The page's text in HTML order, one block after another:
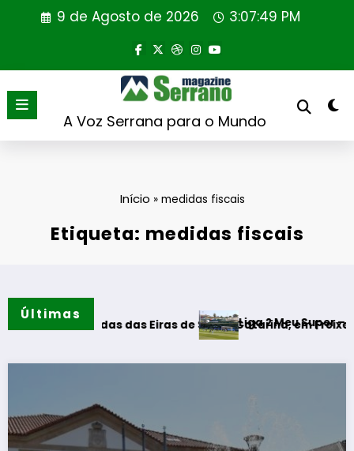
9 de Agosto de 2026 3:07:49 PM
A Voz Serrana para o Mundo
Início » medidas fiscais
Etiqueta: medidas fiscais
Últimas
das Eiras de Santa Catarina, em Freixeda do
Liga 2 Meu Super – CD